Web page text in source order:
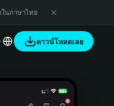
ในภาษาไทย
ดาวน์โหลดเลย